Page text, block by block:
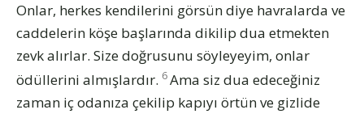
Onlar, herkes kendilerini görsün diye havralarda ve
caddelerin köşe başlarında dikilip dua etmekten
zevk alırlar. Size doğrusunu söyleyeyim, onlar
ödüllerini almışlardır. 6Ama siz dua edeceğiniz
zaman iç odanıza çekilip kapıyı örtün ve gizlide